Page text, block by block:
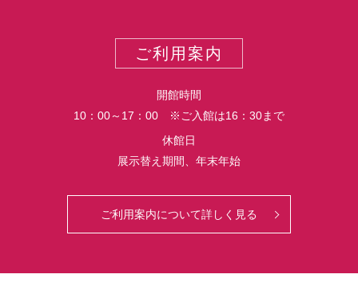
ご利用案内
開館時間
10：00～17：00 ※ご入館は16：30まで
休館日
展示替え期間、年末年始
ご利用案内について詳しく見る